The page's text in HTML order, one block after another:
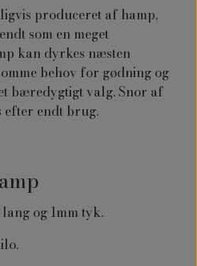
produceret af hamp,
som en meget
kan dyrkes næsten
behov for gødning og
bæredygtigt valg. Snor af
efter endt brug.
og 1mm tyk.